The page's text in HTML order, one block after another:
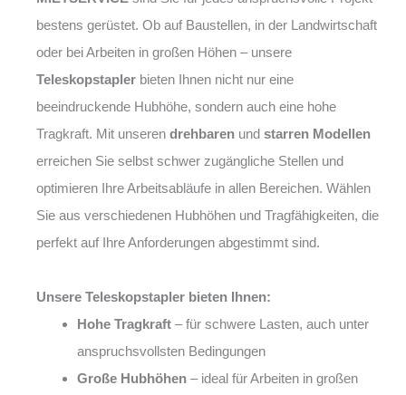
bestens gerüstet. Ob auf Baustellen, in der Landwirtschaft
oder bei Arbeiten in großen Höhen – unsere
Teleskopstapler bieten Ihnen nicht nur eine
beeindruckende Hubhöhe, sondern auch eine hohe
Tragkraft. Mit unseren drehbaren und starren Modellen
erreichen Sie selbst schwer zugängliche Stellen und
optimieren Ihre Arbeitsabläufe in allen Bereichen. Wählen
Sie aus verschiedenen Hubhöhen und Tragfähigkeiten, die
perfekt auf Ihre Anforderungen abgestimmt sind.
Unsere Teleskopstapler bieten Ihnen:
Hohe Tragkraft – für schwere Lasten, auch unter
anspruchsvollsten Bedingungen
Große Hubhöhen – ideal für Arbeiten in großen